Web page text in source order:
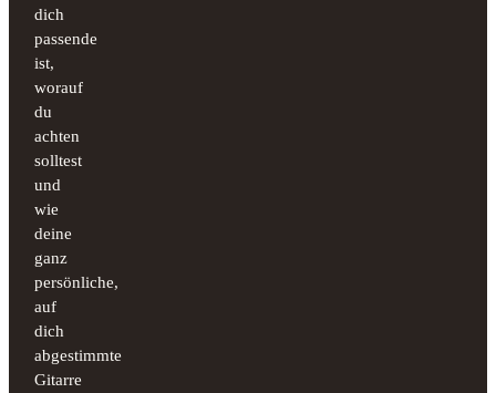
dich
passende
ist,
worauf
du
achten
solltest
und
wie
deine
ganz
persönliche,
auf
dich
abgestimmte
Gitarre